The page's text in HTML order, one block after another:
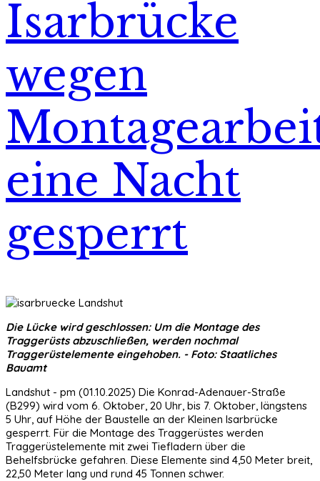
Isarbrücke
wegen
eine Nacht
gesperrt
Die Lücke wird geschlossen: Um die Montage des
Traggerüsts abzuschließen, werden nochmal
Traggerüstelemente eingehoben. - Foto: Staatliches
Bauamt
Landshut - pm (01.10.2025) Die Konrad-Adenauer-Straße
(B299) wird vom 6. Oktober, 20 Uhr, bis 7. Oktober, längstens
5 Uhr, auf Höhe der Baustelle an der Kleinen Isarbrücke
gesperrt. Für die Montage des Traggerüstes werden
Traggerüstelemente mit zwei Tiefladern über die
Behelfsbrücke gefahren. Diese Elemente sind 4,50 Meter breit,
22,50 Meter lang und rund 45 Tonnen schwer.